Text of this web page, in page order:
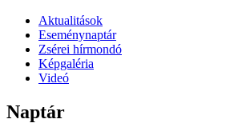
Aktualitások
Eseménynaptár
Zsérei hírmondó
Képgaléria
Videó
Naptár